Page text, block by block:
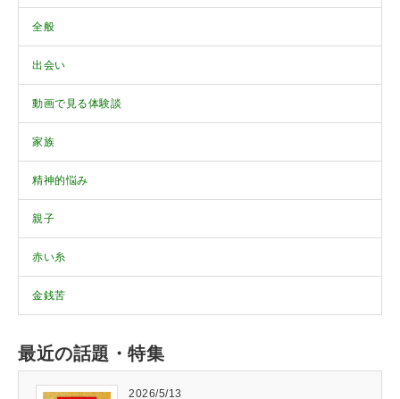
全般
出会い
動画で見る体験談
家族
精神的悩み
親子
赤い糸
金銭苦
最近の話題・特集
2026/5/13